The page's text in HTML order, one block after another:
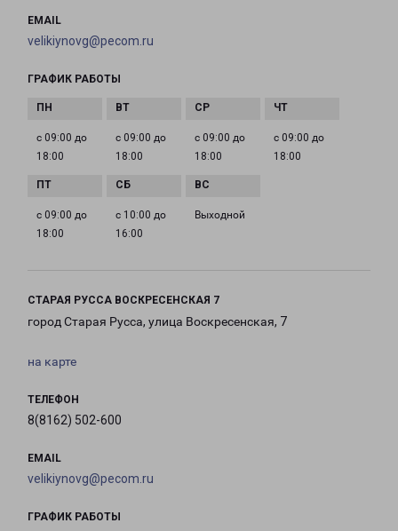
EMAIL
velikiynovg@pecom.ru
ГРАФИК РАБОТЫ
с 09:00 до
18:00
с 09:00 до
18:00
с 09:00 до
18:00
с 09:00 до
18:00
с 09:00 до
18:00
с 10:00 до
16:00
Выходной
СТАРАЯ РУССА ВОСКРЕСЕНСКАЯ 7
город Старая Русса, улица Воскресенская, 7
на карте
ТЕЛЕФОН
8(8162) 502-600
EMAIL
velikiynovg@pecom.ru
ГРАФИК РАБОТЫ